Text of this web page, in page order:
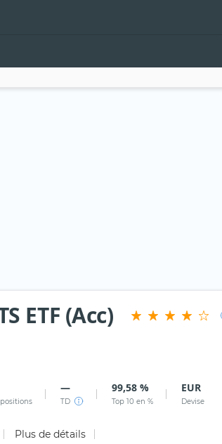
ETF (Acc)
—
TD
99,58 %
Top 10 en %
EUR
Devise
Plus de détails